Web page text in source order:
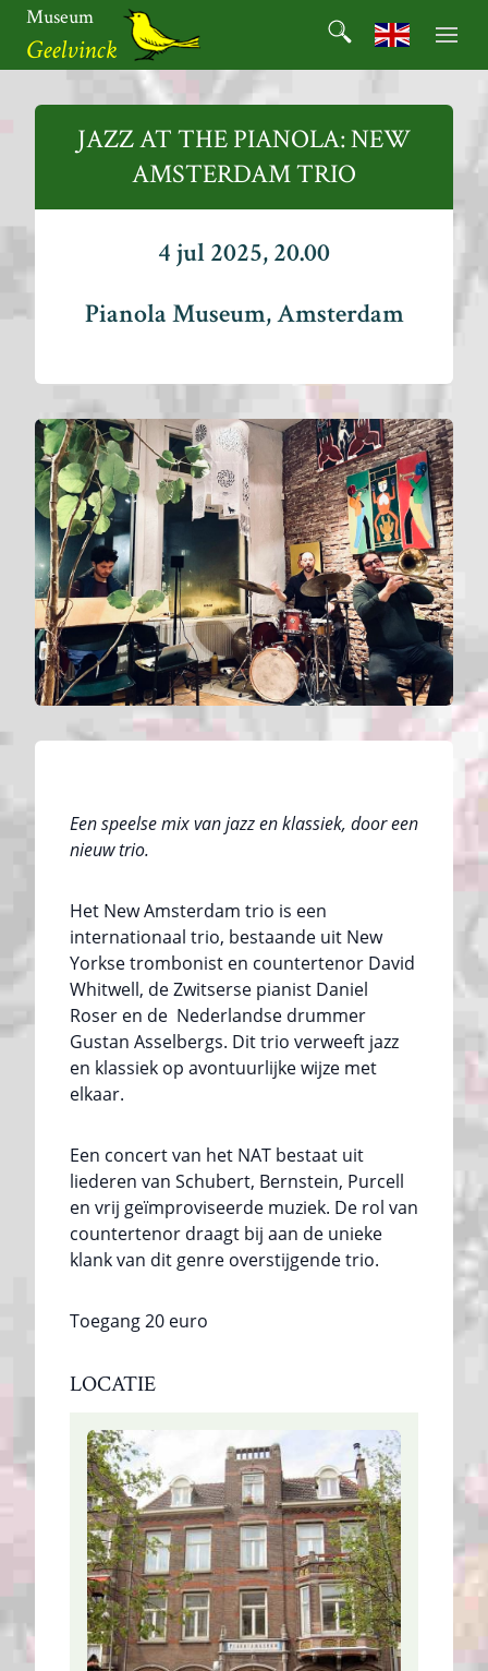
naar
de
Museum
Geelvinck
Geelvinck
Search
Search for:
JAZZ AT THE PIANOLA: NEW
AMSTERDAM TRIO
4 jul 2025, 20.00
Pianola Museum, Amsterdam
Een speelse mix van jazz en klassiek, door een
nieuw trio.
Het New Amsterdam trio is een
internationaal trio, bestaande uit New
Yorkse trombonist en countertenor David
Whitwell, de Zwitserse pianist Daniel
Roser en de Nederlandse drummer
Gustan Asselbergs. Dit trio verweeft jazz
en klassiek op avontuurlijke wijze met
elkaar.
Een concert van het NAT bestaat uit
liederen van Schubert, Bernstein, Purcell
en vrij geïmproviseerde muziek. De rol van
countertenor draagt bij aan de unieke
klank van dit genre overstijgende trio.
Toegang 20 euro
LOCATIE